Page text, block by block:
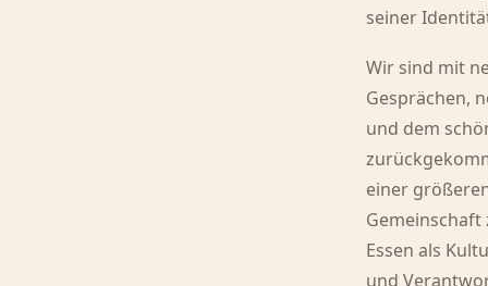
seiner
Wir sind mit
Gesprächen,
und dem
einer
Gemeinschaft
Essen als
und